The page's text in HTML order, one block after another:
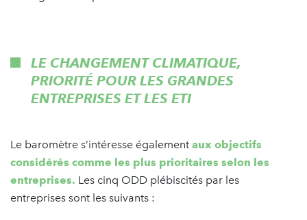
LE CHANGEMENT CLIMATIQUE,
PRIORITÉ POUR LES GRANDES
ENTREPRISES ET LES ETI
Le baromètre s’intéresse également aux objectifs
considérés comme les plus prioritaires selon les
entreprises. Les cinq ODD plébiscités par les
entreprises sont les suivants :